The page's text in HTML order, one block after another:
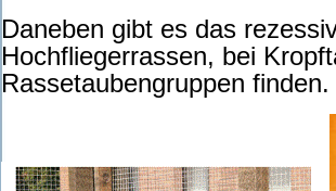
Daneben gibt es das
Hochfliegerrassen, bei
Rassetaubengruppen finden.